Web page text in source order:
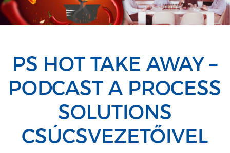
PS HOT TAKE AWAY –
PODCAST A PROCESS
SOLUTIONS
CSÚCSVEZETŐIVEL